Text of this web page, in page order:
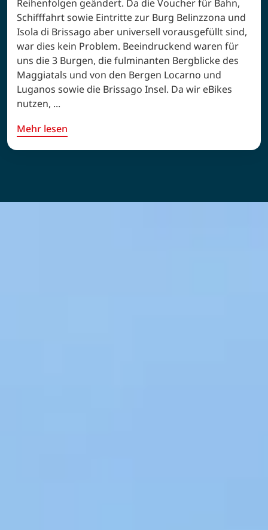
Reihenfolgen geändert. Da die Voucher für Bahn,
Schifffahrt sowie Eintritte zur Burg Belinzzona und
Isola di Brissago aber universell vorausgefüllt sind,
war dies kein Problem. Beeindruckend waren für
uns die 3 Burgen, die fulminanten Bergblicke des
Maggiatals und von den Bergen Locarno und
Luganos sowie die Brissago Insel. Da wir eBikes
nutzen, ...
Mehr lesen